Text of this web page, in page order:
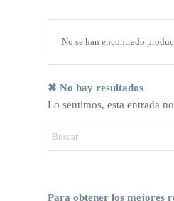
No se han encontrado
✖ No hay resultados
Lo sentimos, esta entrada
Para obtener los mejores